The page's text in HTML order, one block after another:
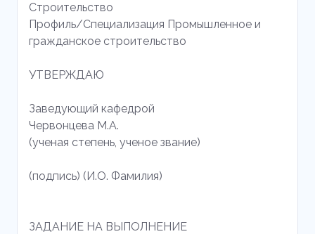
Строительство
Профиль/Специализация Промышленное и
гражданское строительство
УТВЕРЖДАЮ
Заведующий кафедрой
Червонцева М.А.
(ученая степень, ученое звание)
(подпись) (И.О. Фамилия)
ЗАДАНИЕ НА ВЫПОЛНЕНИЕ